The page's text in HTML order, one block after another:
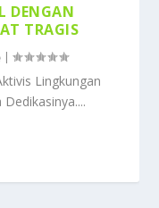
DENGAN
TRAGIS
|
Lingkungan